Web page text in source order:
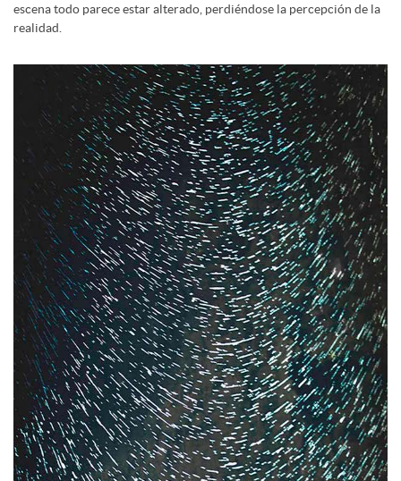
escena todo parece estar alterado, perdiéndose la percepción de la
realidad.